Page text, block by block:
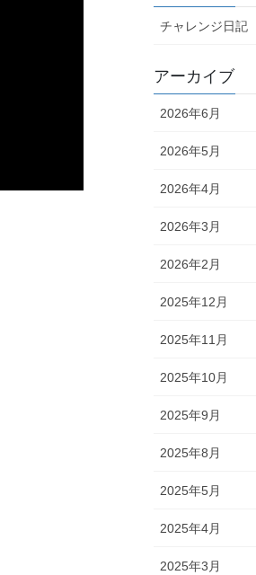
チャレンジ日記
アーカイブ
2026年6月
2026年5月
2026年4月
2026年3月
2026年2月
2025年12月
2025年11月
2025年10月
2025年9月
2025年8月
2025年5月
2025年4月
2025年3月